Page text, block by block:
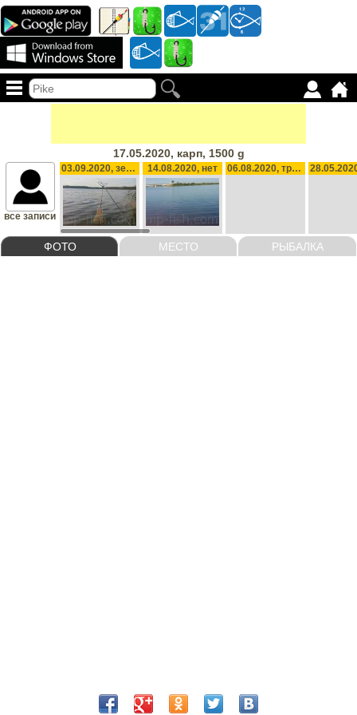
17.05.2020, карп, 1500 g
ФОТО МЕСТО РЫБАЛКА
все записи
03.09.2020, зеркальный карп, 950 g 14.08.2020, нет 06.08.2020, трофеев нет, 250 g